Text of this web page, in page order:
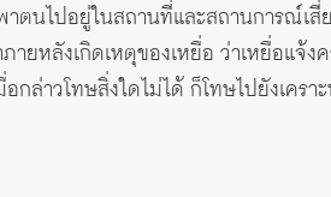
นไปอยู่ในสถานที่และสถานการณ์เสี่ย
ยหลังเกิดเหตุของเหยื่อ ว่าเหยื่อแจ้ง
ล่าวโทษสิ่งใดไม่ได้ ก็โทษไปยังเครา